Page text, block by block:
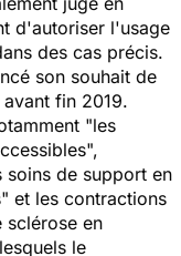
d'autoriser l'usage
des cas précis.
son souhait de
fin 2019.
"les
",
soins de support en
" et les contractions
sclérose en
le